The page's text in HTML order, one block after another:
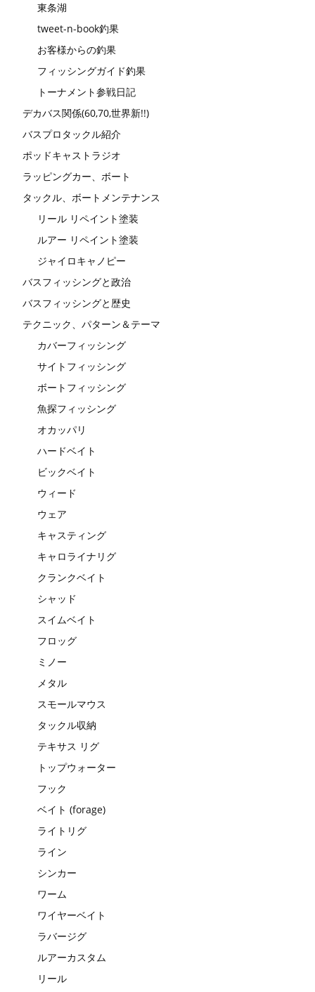
東条湖
tweet-n-book釣果
お客様からの釣果
フィッシングガイド釣果
トーナメント参戦日記
デカバス関係(60,70,世界新!!)
バスプロタックル紹介
ポッドキャストラジオ
ラッピングカー、ボート
タックル、ボートメンテナンス
リール リペイント塗装
ルアー リペイント塗装
ジャイロキャノピー
バスフィッシングと政治
バスフィッシングと歴史
テクニック、パターン＆テーマ
カバーフィッシング
サイトフィッシング
ボートフィッシング
魚探フィッシング
オカッパリ
ハードベイト
ビックベイト
ウィード
ウェア
キャスティング
キャロライナリグ
クランクベイト
シャッド
スイムベイト
フロッグ
ミノー
メタル
スモールマウス
タックル収納
テキサス リグ
トップウォーター
フック
ベイト (forage)
ライトリグ
ライン
シンカー
ワーム
ワイヤーベイト
ラバージグ
ルアーカスタム
リール